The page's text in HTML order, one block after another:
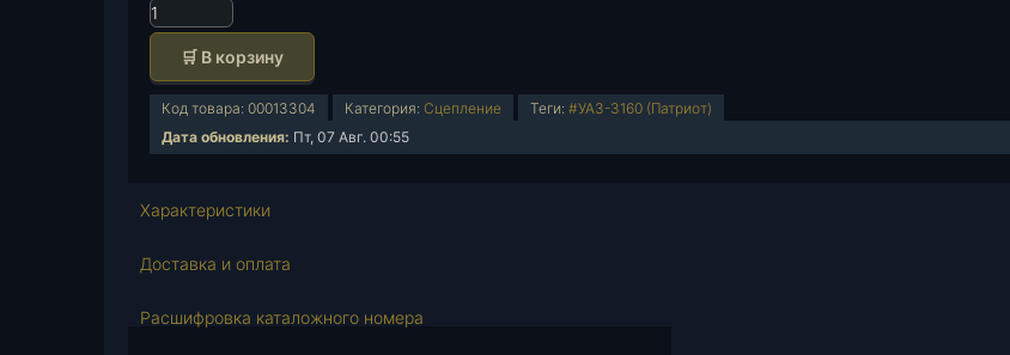
К
о
и
т
о
о
🛒 В корзину
Код товара: 00013304 Категория: Сцепление Теги: #УАЗ-3160 (Патриот)
Дата обновления: Пт, 07 Авг. 00:55
Характеристики
Доставка и оплата
Расшифровка каталожного номера